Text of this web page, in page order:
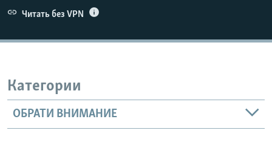
Читать без VPN
Категории
ОБРАТИ ВНИМАНИЕ